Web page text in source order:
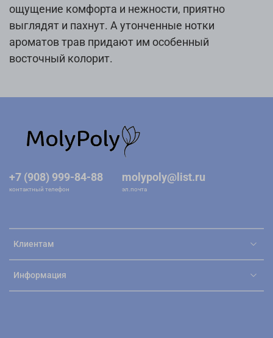
ощущение комфорта и нежности, приятно
выглядят и пахнут. А утонченные нотки
ароматов трав придают им особенный
восточный колорит.
Клиентам
Информация
+7 (908) 999-84-88
контактный телефон
molypoly@list.ru
эл.почта